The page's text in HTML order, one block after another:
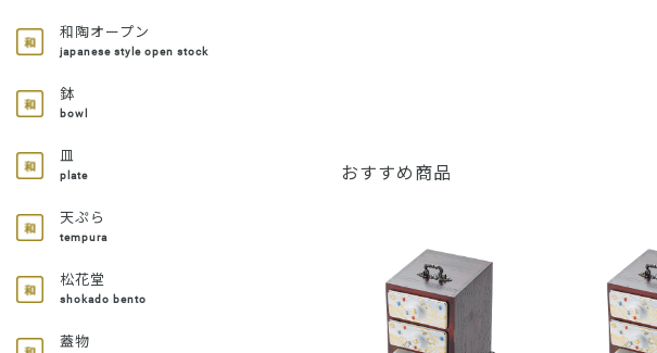
和陶オープン
japanese style open stock
鉢
bowl
皿
plate
天ぷら
tempura
松花堂
shokado bento
蓋物
おすすめ商品